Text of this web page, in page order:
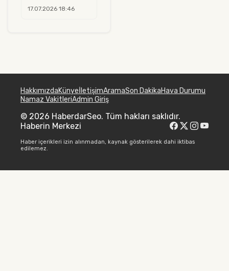
17.07.2026 18:46
HakkımızdaKünyeİletişimAramaSon DakikaHava Durumu
Namaz VakitleriAdmin Giriş
© 2026 HaberdarSeo. Tüm hakları saklıdır.
Haberin Merkezi
Haber içerikleri izin alınmadan, kaynak gösterilerek dahi iktibas
edilemez.